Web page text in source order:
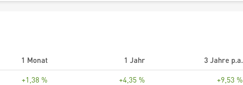
1 Monat 1 Jahr 3 Jahre p.a.
+1,38 % +4,35 % +9,53 %